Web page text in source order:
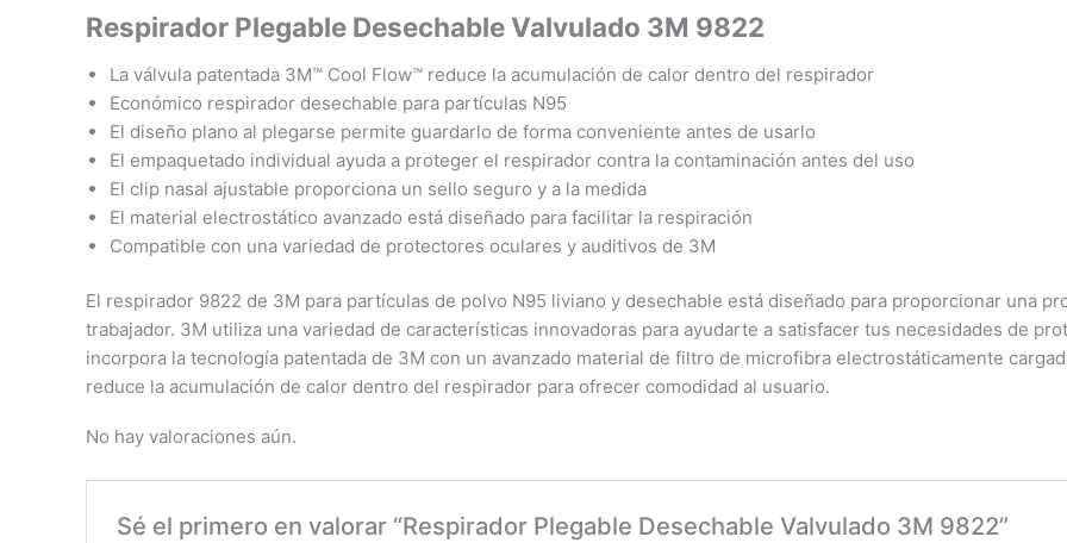
Respirador Plegable Desechable Valvulado 3M 9822
La válvula patentada 3M™ Cool Flow™ reduce la acumulación de calor dentro del respirador
Económico respirador desechable para partículas N95
El diseño plano al plegarse permite guardarlo de forma conveniente antes de usarlo
El empaquetado individual ayuda a proteger el respirador contra la contaminación antes del uso
El clip nasal ajustable proporciona un sello seguro y a la medida
El material electrostático avanzado está diseñado para facilitar la respiración
Compatible con una variedad de protectores oculares y auditivos de 3M
El respirador 9822 de 3M para partículas de polvo N95 liviano y desechable está diseñado para proporcionar una
trabajador. 3M utiliza una variedad de características innovadoras para ayudarte a satisfacer tus necesidades de
incorpora la tecnología patentada de 3M con un avanzado material de filtro de microfibra electrostáticamente
reduce la acumulación de calor dentro del respirador para ofrecer comodidad al usuario.
No hay valoraciones aún.
Sé el primero en valorar “Respirador Plegable Desechable Valvulado 3M 9822”